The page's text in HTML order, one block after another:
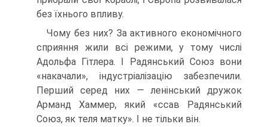
без їхнього впливу.
Чому без них? За активного економічного
спри­яння жили всі режими, у тому числі
Адольфа Гітлера. І Радянський Союз вони
«накачали», індустріалізацію забезпечили.
Перший серед них — ленінський дру­жок
Арманд Хаммер, який «ссав Радянський
Союз, як теля матку». І не тільки він.